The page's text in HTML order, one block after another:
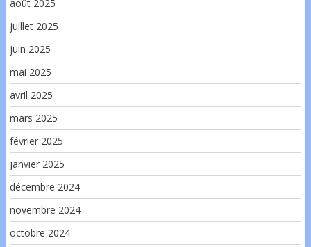
août 2025
juillet 2025
juin 2025
mai 2025
avril 2025
mars 2025
février 2025
janvier 2025
décembre 2024
novembre 2024
octobre 2024